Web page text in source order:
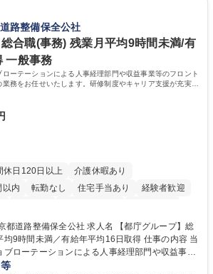
けます。 幅広いキャリアの選択肢があり、公募
一人ひとりが挑戦できるカルチャーが浸透してい
路整備保全公社
総合職(事務) 残業月平均9時間未満/有
一般事務
ーテーションによる人事経理部門や収益事業等のフロント
務をお任せいたします。研修制度やキャリア支援が充実し
休日120日以上
介護休暇あり
以内
転勤なし 住宅手当あり
経験者歓迎
手当あり 食事補助あり
公社 求人名 【都庁グループ】総
未満／有給年平均16日取得 仕事の内容 当
ブローテーションによる人事経理部門や収益事業
幅広い部署での業務をお任せいたします。研修